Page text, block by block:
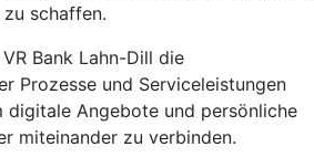
schaffen.
Bank Lahn-Dill die
Prozesse und Serviceleistungen
digitale Angebote und persönliche
miteinander zu verbinden.